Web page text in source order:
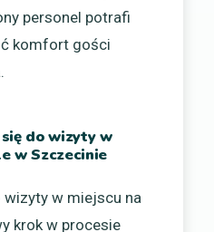
personel potrafi
komfort gości
do wizyty w
w Szczecinie
w miejscu na
krok w procesie